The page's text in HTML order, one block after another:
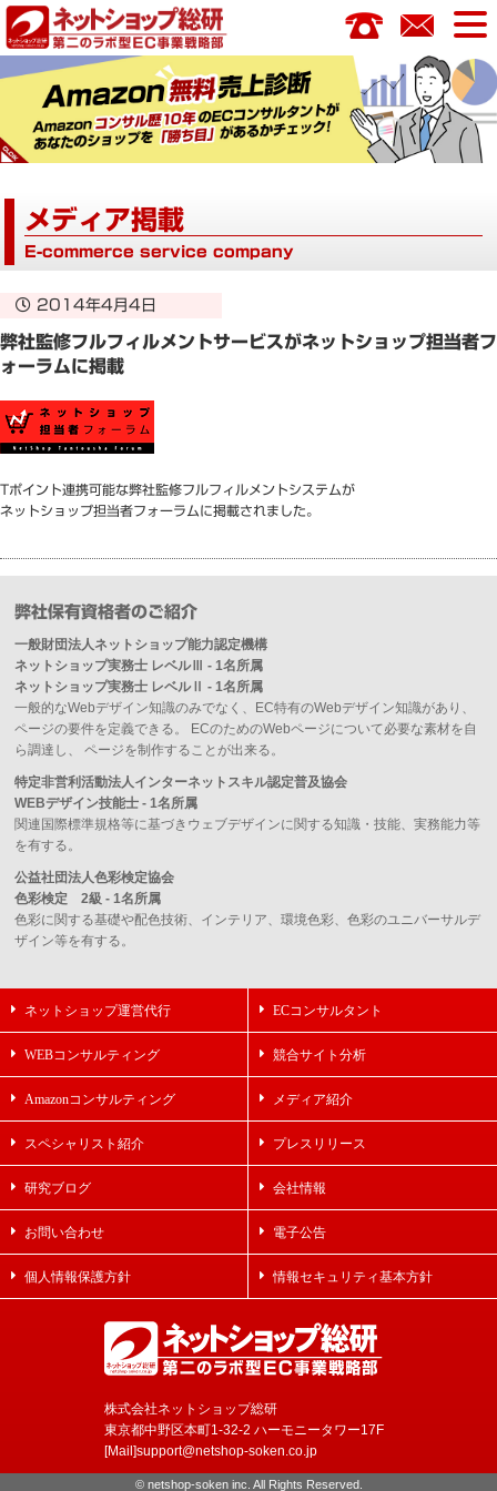
コ
ン
へ
キ
メディア掲載
E-commerce service company
2014年4月4日
弊社監修フルフィルメントサービスがネットショップ担当者フ
ォーラムに掲載
Tポイント連携可能な弊社監修フルフィルメントシステムが
ネットショップ担当者フォーラムに掲載されました。
弊社保有資格者のご紹介
一般財団法人ネットショップ能力認定機構
ネットショップ実務士 レベルⅢ - 1名所属
ネットショップ実務士 レベルⅡ - 1名所属
一般的なWebデザイン知識のみでなく、EC特有のWebデザイン知識があり、
ページの要件を定義できる。 ECのためのWebページについて必要な素材を自
ら調達し、 ページを制作することが出来る。
特定非営利活動法人インターネットスキル認定普及協会
WEBデザイン技能士 - 1名所属
関連国際標準規格等に基づきウェブデザインに関する知識・技能、実務能力等
を有する。
公益社団法人色彩検定協会
色彩検定 2級 - 1名所属
色彩に関する基礎や配色技術、インテリア、環境色彩、色彩のユニバーサルデ
ザイン等を有する。
ネットショップ運営代行 ECコンサルタント
WEBコンサルティング 競合サイト分析
Amazonコンサルティング メディア紹介
スペシャリスト紹介 プレスリリース
研究ブログ 会社情報
お問い合わせ 電子公告
個人情報保護方針 情報セキュリティ基本方針
株式会社ネットショップ総研
東京都中野区本町1-32-2 ハーモニータワー17F
[Mail]support@netshop-soken.co.jp
© netshop-soken inc. All Rights Reserved.